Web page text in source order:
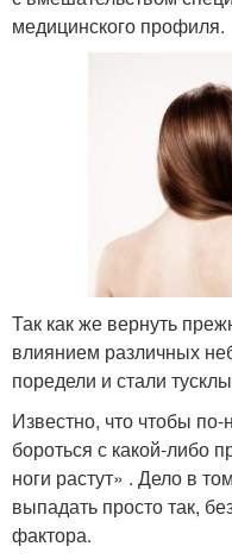
медицинского профиля.
Так как же вернуть
влиянием различных
поредели и стали
Известно, что чтобы
бороться с какой-либо
ноги растут» . Дело в
выпадать просто так,
фактора.